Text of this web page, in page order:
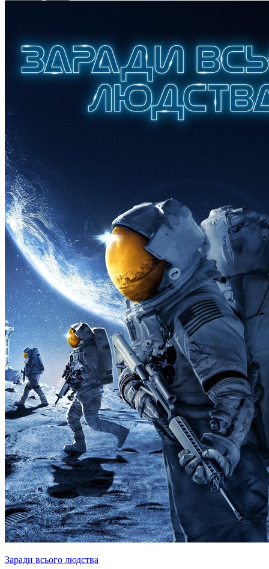
Заради всього людства